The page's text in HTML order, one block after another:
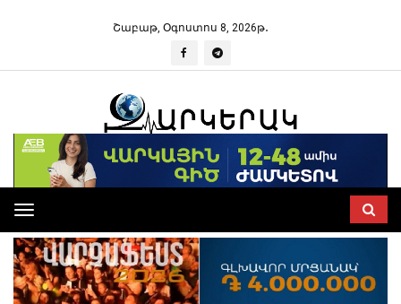
Շաբաթ, Օգոստոս 8, 2026թ․
Toggle
navigation